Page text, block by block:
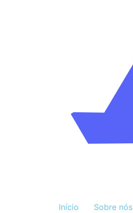
Início Sobre nós